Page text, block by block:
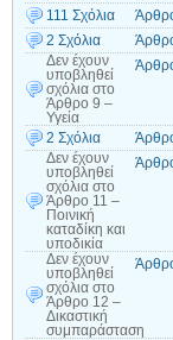
111 Σχόλια
2 Σχόλια
Δεν έχουν
υποβληθεί
σχόλια στο
Άρθρο 9 –
Υγεία
2 Σχόλια
Δεν έχουν
υποβληθεί
σχόλια στο
Άρθρο 11 –
Ποινική
καταδίκη και
υποδικία
Δεν έχουν
υποβληθεί
σχόλια στο
Άρθρο 12 –
Δικαστική
συμπαράσταση